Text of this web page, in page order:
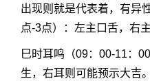
出现则就是代表着，有异
点-3点）：左主口舌，右主
巳时耳鸣（09：00-11：
生，右耳则可能预示大吉